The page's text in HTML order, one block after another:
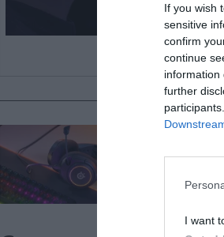
If you wish
sensitive
confirm
continue
information
further
I want
Os 5
preços